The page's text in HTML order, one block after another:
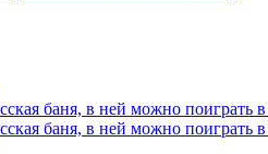
баня, в ней можно поиграть
баня, в ней можно поиграть